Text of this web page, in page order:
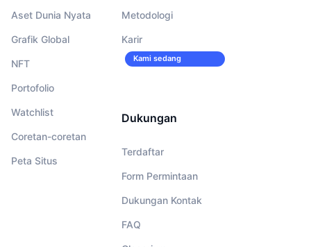
Aset Dunia Nyata
Grafik Global
NFT
Portofolio
Watchlist
Coretan-coretan
Peta Situs
Metodologi
Karir
Kami sedang
merekrut!
Dukungan
Terdaftar
Form Permintaan
Dukungan Kontak
FAQ